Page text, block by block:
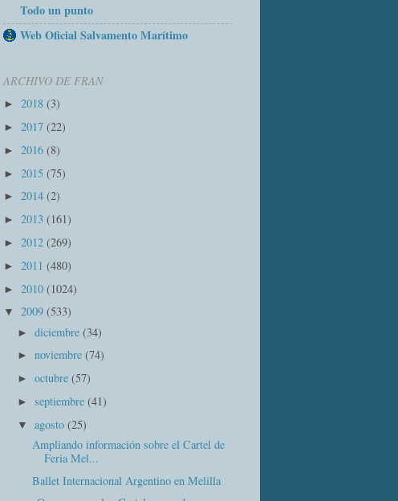
Todo un punto
Web Oficial Salvamento Marítimo
ARCHIVO DE FRAN
► 2018 (3)
► 2017 (22)
► 2016 (8)
► 2015 (75)
► 2014 (2)
► 2013 (161)
► 2012 (269)
► 2011 (480)
► 2010 (1024)
▼ 2009 (533)
►diciembre(34)
►noviembre(74)
►octubre(57)
►septiembre(41)
▼agosto(25)
Ampliando información sobre el Cartel de
Feria Mel...
Ballet Internacional Argentino en Melilla